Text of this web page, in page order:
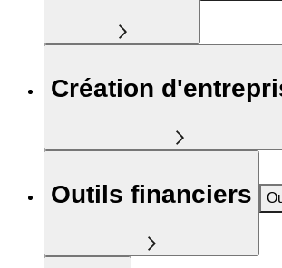
Création
Outils financiers